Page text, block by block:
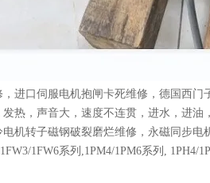
进口伺服电机抱闸卡死维修，德国西
热，声音大，速度不连贯，进水，进
机转子磁钢破裂磨烂维修，永磁同步
1FW6系列,1PM4/1PM6系列, 1PH4/